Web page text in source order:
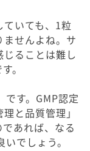
ていても、1粒
せんよね。サ
ることは難し
。
す。GMP認定
と品質管理」
あれば、なる
でしょう。